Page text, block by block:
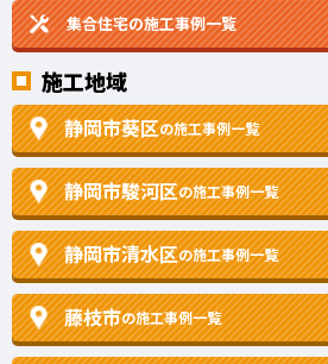
集合住宅の施工事例一覧
施工地域
静岡市葵区の施工事例一覧
静岡市駿河区の施工事例一覧
静岡市清水区の施工事例一覧
藤枝市の施工事例一覧